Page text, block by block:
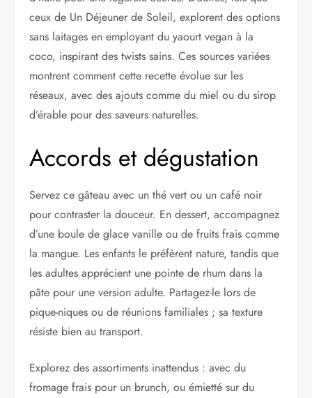
ceux de Un Déjeuner de Soleil, explorent des options
sans laitages en employant du yaourt vegan à la
coco, inspirant des twists sains. Ces sources variées
montrent comment cette recette évolue sur les
réseaux, avec des ajouts comme du miel ou du sirop
d’érable pour des saveurs naturelles.
Accords et dégustation
Servez ce gâteau avec un thé vert ou un café noir
pour contraster la douceur. En dessert, accompagnez
d’une boule de glace vanille ou de fruits frais comme
la mangue. Les enfants le préfèrent nature, tandis que
les adultes apprécient une pointe de rhum dans la
pâte pour une version adulte. Partagez-le lors de
pique-niques ou de réunions familiales ; sa texture
résiste bien au transport.
Explorez des assortiments inattendus : avec du
fromage frais pour un brunch, ou émietté sur du